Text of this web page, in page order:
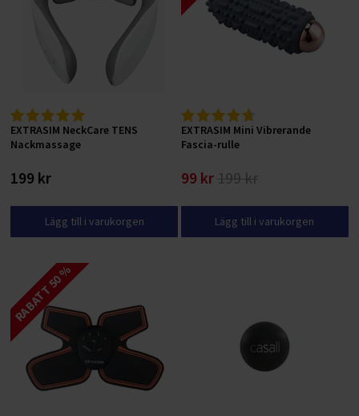
EXTRASIM NeckCare TENS
Nackmassage
199 kr
Lägg till i varukorgen
EXTRASIM Mini Vibrerande
Fascia-rulle
99 kr199 kr
Lägg till i varukorgen
RABATT 50 %